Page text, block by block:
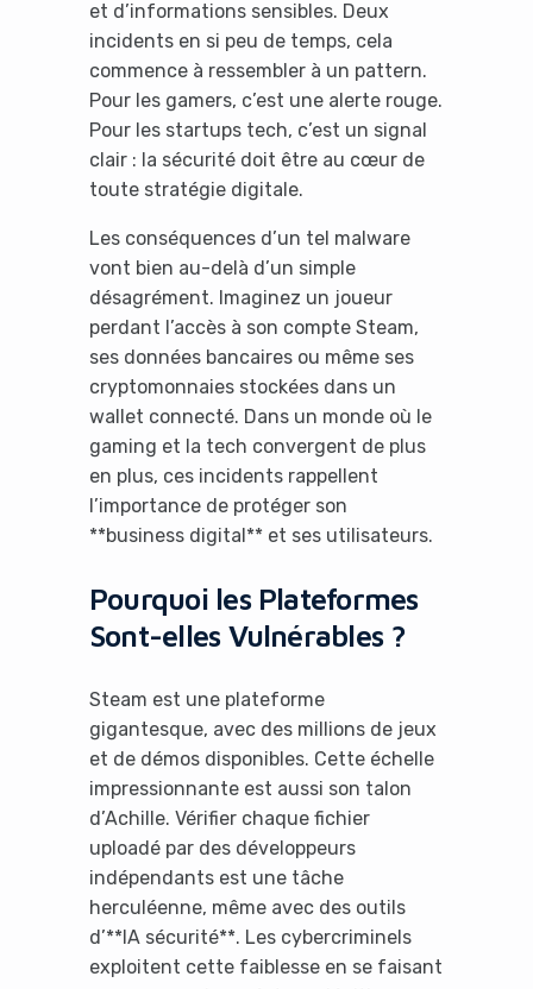
et d’informations sensibles. Deux
incidents en si peu de temps, cela
commence à ressembler à un pattern.
Pour les gamers, c’est une alerte rouge.
Pour les startups tech, c’est un signal
clair : la sécurité doit être au cœur de
toute stratégie digitale.
Les conséquences d’un tel malware
vont bien au-delà d’un simple
désagrément. Imaginez un joueur
perdant l’accès à son compte Steam,
ses données bancaires ou même ses
cryptomonnaies stockées dans un
wallet connecté. Dans un monde où le
gaming et la tech convergent de plus
en plus, ces incidents rappellent
l’importance de protéger son
**business digital** et ses utilisateurs.
Pourquoi les Plateformes
Sont-elles Vulnérables ?
Steam est une plateforme
gigantesque, avec des millions de jeux
et de démos disponibles. Cette échelle
impressionnante est aussi son talon
d’Achille. Vérifier chaque fichier
uploadé par des développeurs
indépendants est une tâche
herculéenne, même avec des outils
d’**IA sécurité**. Les cybercriminels
exploitent cette faiblesse en se faisant